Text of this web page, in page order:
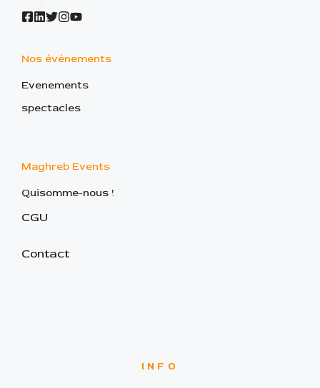
Nos événements
Evenements
spectacles
Maghreb Events
Quisomme-nous !
CGU
Contact
INFO